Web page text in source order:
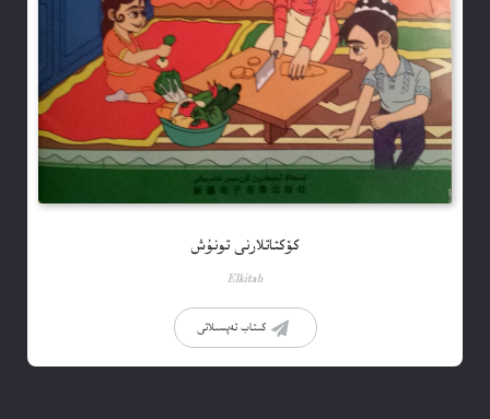
كۆكتاتلارنى تونۇش
Elkitab
كىتاب تەپسىلاتى